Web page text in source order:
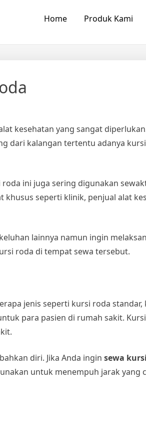
Home Produk Kami
kesehatan yang sangat
dari kalangan tertentu adanya
ini juga sering digunakan
seperti klinik, penjual alat
lainnya namun ingin
roda di tempat sewa tersebut.
jenis seperti kursi roda
para pasien di rumah sakit.
diri. Jika Anda ingin sewa
untuk menempuh jarak yang